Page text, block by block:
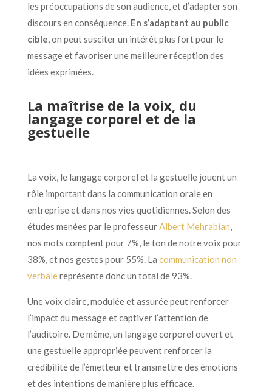
les préoccupations de son audience, et d’adapter son
discours en conséquence. En s’adaptant au public
cible, on peut susciter un intérêt plus fort pour le
message et favoriser une meilleure réception des
idées exprimées.
La maîtrise de la voix, du
langage corporel et de la
gestuelle
La voix, le langage corporel et la gestuelle jouent un
rôle important dans la communication orale en
entreprise et dans nos vies quotidiennes. Selon des
études menées par le professeurAlbert Mehrabian,
nos mots comptent pour 7%, le ton de notre voix pour
38%, et nos gestes pour 55%. La communication non
verbalereprésente donc un total de 93%.
Une voix claire, modulée et assurée peut renforcer
l’impact du message et captiver l’attention de
l’auditoire. De même, un langage corporel ouvert et
une gestuelle appropriée peuvent renforcer la
crédibilité de l’émetteur et transmettre des émotions
et des intentions de manière plus efficace.